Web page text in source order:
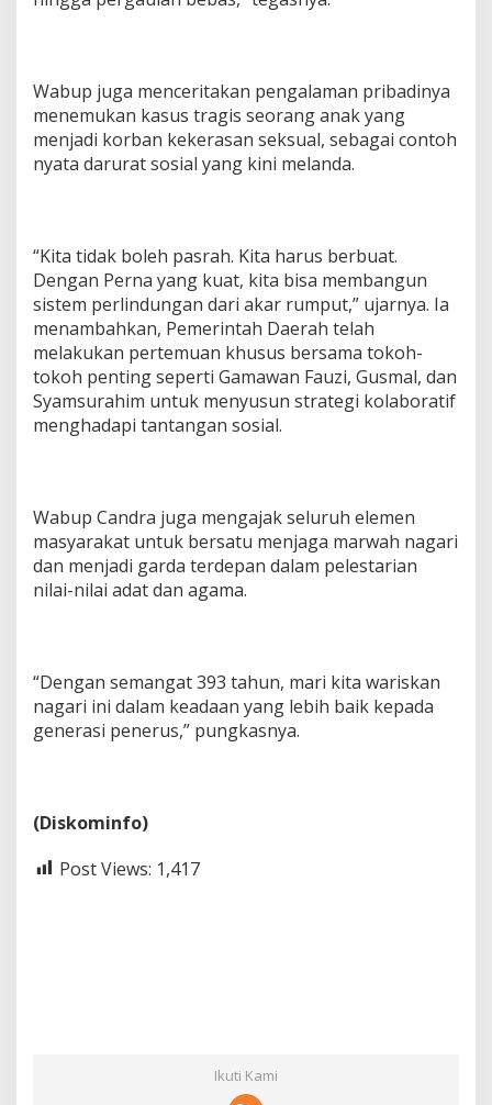
Wabup juga menceritakan pengalaman pribadinya
menemukan kasus tragis seorang anak yang
menjadi korban kekerasan seksual, sebagai contoh
nyata darurat sosial yang kini melanda.
“Kita tidak boleh pasrah. Kita harus berbuat.
Dengan Perna yang kuat, kita bisa membangun
sistem perlindungan dari akar rumput,” ujarnya. Ia
menambahkan, Pemerintah Daerah telah
melakukan pertemuan khusus bersama tokoh-
tokoh penting seperti Gamawan Fauzi, Gusmal, dan
Syamsurahim untuk menyusun strategi kolaboratif
menghadapi tantangan sosial.
Wabup Candra juga mengajak seluruh elemen
masyarakat untuk bersatu menjaga marwah nagari
dan menjadi garda terdepan dalam pelestarian
nilai-nilai adat dan agama.
“Dengan semangat 393 tahun, mari kita wariskan
nagari ini dalam keadaan yang lebih baik kepada
generasi penerus,” pungkasnya.
(Diskominfo)
Post Views: 1,417
Ikuti Kami